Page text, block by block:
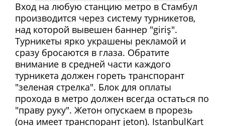
Вход на любую станцию метро в Стамбул
производится через систему турникетов,
над которой вывешен баннер "giriş".
Турникеты ярко украшены рекламой и
сразу бросаются в глаза. Обратите
внимание в средней части каждого
турникета должен гореть транспорант
"зеленая стрелка". Блок для оплаты
прохода в метро должен всегда остаться по
"праву руку". Жетон опускаем в прорезь
(она имеет транспорант jeton). IstanbulKart